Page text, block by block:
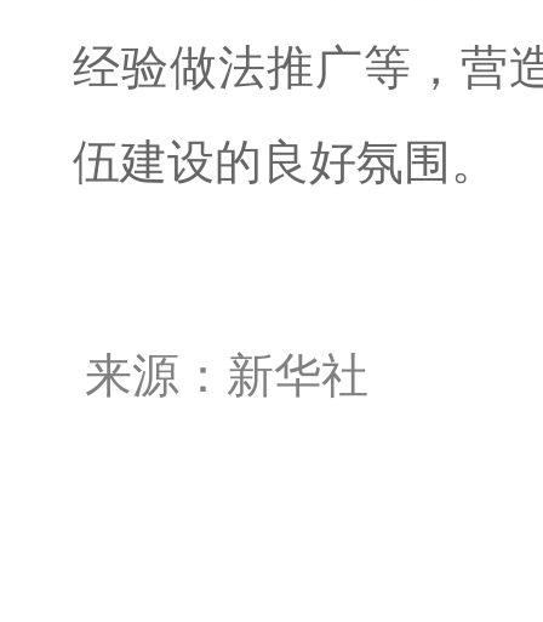
经验做法推广等，营
伍建设的良好氛围。
来源：新华社